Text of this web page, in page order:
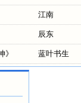
江南
辰东
》 蓝叶书生